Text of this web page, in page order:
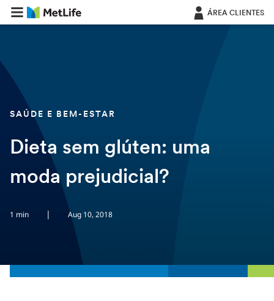
Saltar navegação ÁREA CLIENTES
SAÚDE E BEM-ESTAR
Dieta sem glúten: uma
moda prejudicial?
1 min | Aug 10, 2018